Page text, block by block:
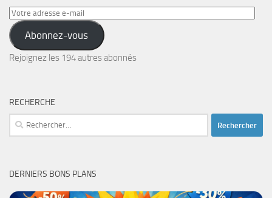
Votre
adresse
e-
mail
Abonnez-vous
Rejoignez les 194 autres abonnés
RECHERCHE
Rechercher :
DERNIERS BONS PLANS